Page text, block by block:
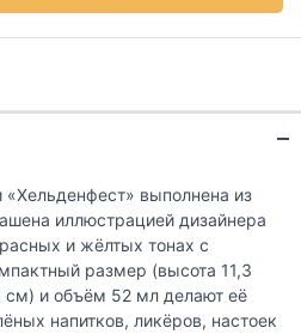
выполнена из
иллюстрацией дизайнера
и жёлтых тонах с
размер (высота 11,3
и объём 52 мл делают её
напитков, ликёров, настоек